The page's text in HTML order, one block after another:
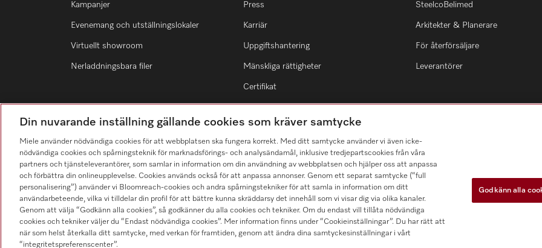
Kampanjer
Evenemang och utställningslokaler
Virtuellt showroom
Nerladdningsbara filer
Press
Karriär
Uppgiftshantering
Mänskliga rättigheter
Certifikat
SteelcoBelimed
Arkitekter & Planerare
För återförsäljare
Leverantörer
Hitta återförsäljare
Din nuvarande inställning gällande cookies som kräver samtycke
Miele använder nödvändiga cookies för att webbplatsen ska fungera korrekt. Med ditt samtycke använder vi även icke-
nödvändiga cookies och spårningsteknik för marknadsförings- och analysändamål, inklusive tredjepartscookies från våra
partners och tjänsteleverantörer, som samlar in information om din användning av webbplatsen och hjälper oss att anpassa
och förbättra din onlineupplevelse. Cookies används också för att anpassa annonser. Genom ett separat samtycke (“full
personalisering”) använder vi Bloomreach-cookies och andra spårningstekniker för att samla in information om ditt
användarbeteende, vilka vi tilldelar din profil för att bättre kunna skräddarsy det innehåll som vi visar dig via olika kanaler.
Genom att välja “Godkänn alla cookies”, så godkänner du alla cookies och tekniker. Om du endast vill tillåta nödvändiga
cookies och tekniker väljer du “Endast nödvändiga cookies”. Mer information finns under “Cookieinställningar”. Du har rätt att
när som helst återkalla ditt samtycke, med verkan för framtiden, genom att ändra dina samtyckesinställningar i vårt
“integritetspreferenscenter”.
Godkänn alla